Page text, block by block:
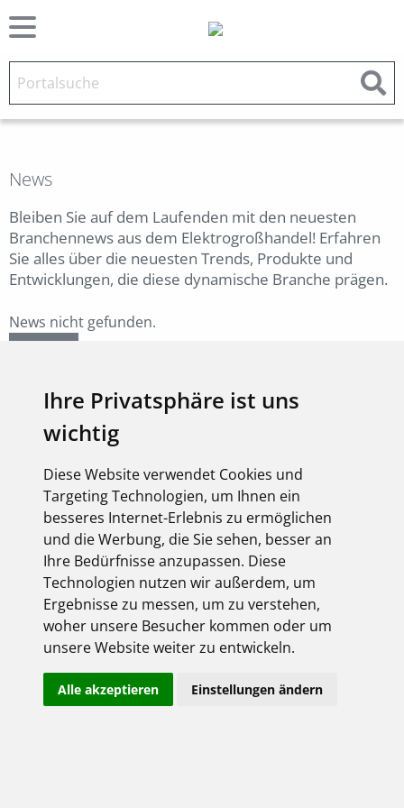
Ihre Privatsphäre ist uns
wichtig
Diese Website verwendet Cookies und
Targeting Technologien, um Ihnen ein
besseres Internet-Erlebnis zu ermöglichen
und die Werbung, die Sie sehen, besser an
Ihre Bedürfnisse anzupassen. Diese
Technologien nutzen wir außerdem, um
Ergebnisse zu messen, um zu verstehen,
woher unsere Besucher kommen oder um
unsere Website weiter zu entwickeln.
Alle akzeptieren Einstellungen ändern
News
Bleiben Sie auf dem Laufenden mit den neuesten
Branchennews aus dem Elektrogroßhandel! Erfahren
Sie alles über die neuesten Trends, Produkte und
Entwicklungen, die diese dynamische Branche prägen.
News nicht gefunden.
Derzeit liegen keine Termine vor!
Anmeldung
hier gehts rein ...